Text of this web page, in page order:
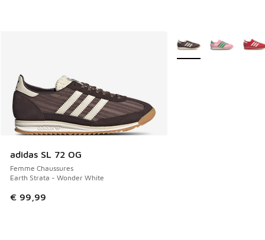
adidas SL 72 OG
Femme Chaussures
Earth Strata - Wonder White
€ 99,99
Plus de couleurs